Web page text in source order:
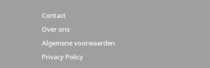
Contact
Over ons
Algemene voorwaarden
Privacy Policy